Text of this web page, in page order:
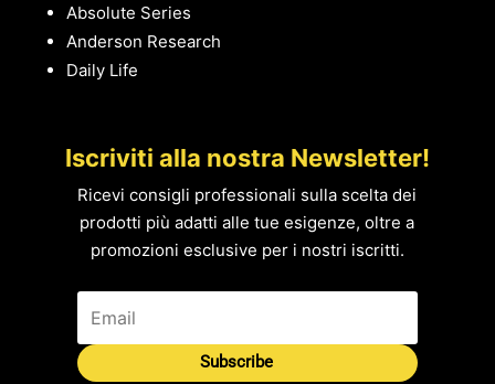
Absolute Series
Anderson Research
Daily Life
Iscriviti alla nostra Newsletter!
Ricevi consigli professionali sulla scelta dei
prodotti più adatti alle tue esigenze, oltre a
promozioni esclusive per i nostri iscritti.
Subscribe